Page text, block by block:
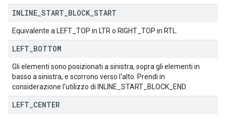
INLINE START BLOCK START
Equivalente a LEFT_TOP in LTR o RIGHT_TOP in RTL.
LEFT BOTTOM
Gli elementi sono posizionati a sinistra, sopra gli elementi in
basso a sinistra, e scorrono verso l'alto. Prendi in
considerazione l'utilizzo di INLINE_START_BLOCK_END.
LEFT CENTER